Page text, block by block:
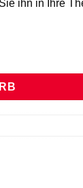
ihn in Ihre